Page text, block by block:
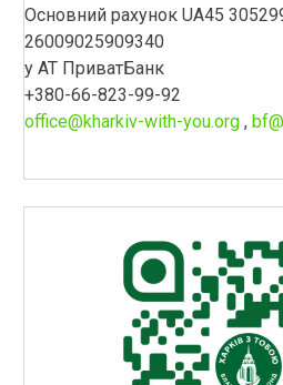
Основний рахунок UA45
26009025909340
у АТ ПриватБанк
+380-66-823-99-92
office@kharkiv-with-you.org,